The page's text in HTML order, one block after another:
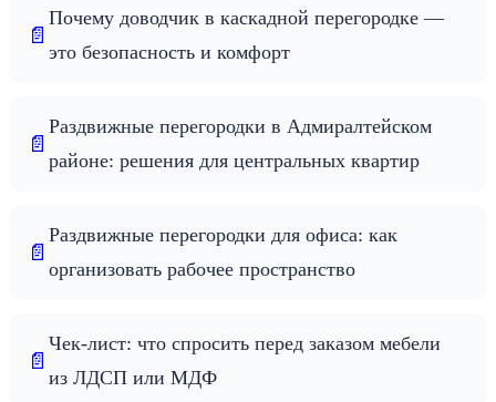
📄
Почему доводчик в каскадной перегородке —
это безопасность и комфорт
📄
Раздвижные перегородки в Адмиралтейском
районе: решения для центральных квартир
📄
Раздвижные перегородки для офиса: как
организовать рабочее пространство
📄
Чек-лист: что спросить перед заказом мебели
из ЛДСП или МДФ